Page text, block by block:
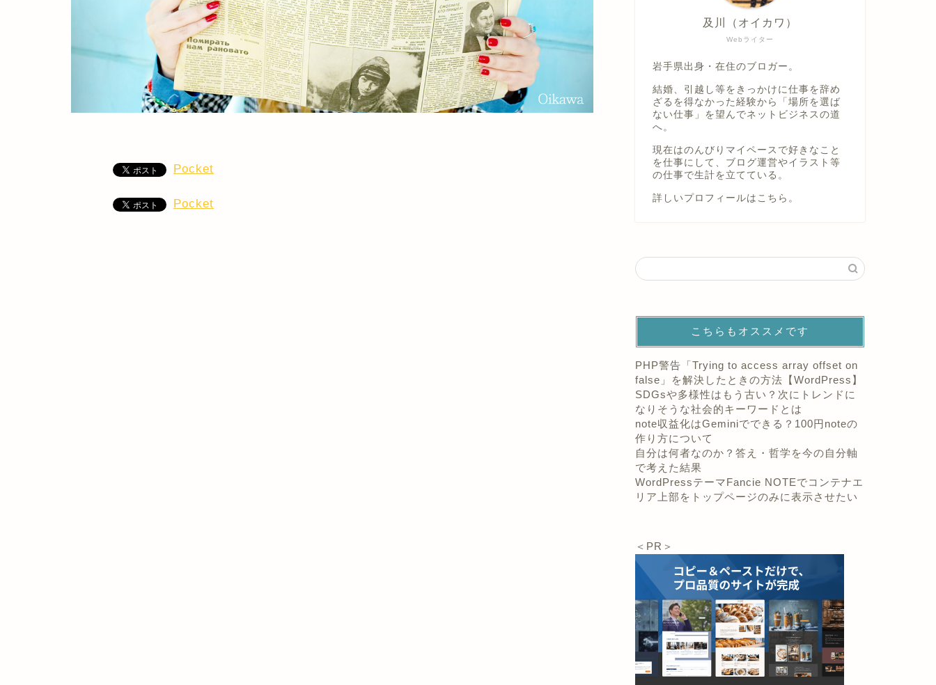
Pocket
Pocket
Webライター
及川（オイカワ）
岩手県出身・在住のブロガー。
結婚、引越し等をきっかけに仕事を辞め
ざるを得なかった経験から「場所を選ば
ない仕事」を望んでネットビジネスの道
へ。
現在はのんびりマイペースで好きなこと
を仕事にして、ブログ運営やイラスト等
の仕事で生計を立てている。
詳しいプロフィールは こちら。
こちらもオススメです
PHP警告「Trying to access array offset on
false」を解決したときの方法【WordPress】
SDGsや多様性はもう古い？次にトレンドに
なりそうな社会的キーワードとは
note収益化はGeminiでできる？100円noteの
作り方について
自分は何者なのか？答え・哲学を今の自分軸
で考えた結果
WordPressテーマFancie NOTEでコンテナエ
リア上部をトップページのみに表示させたい
＜PR＞